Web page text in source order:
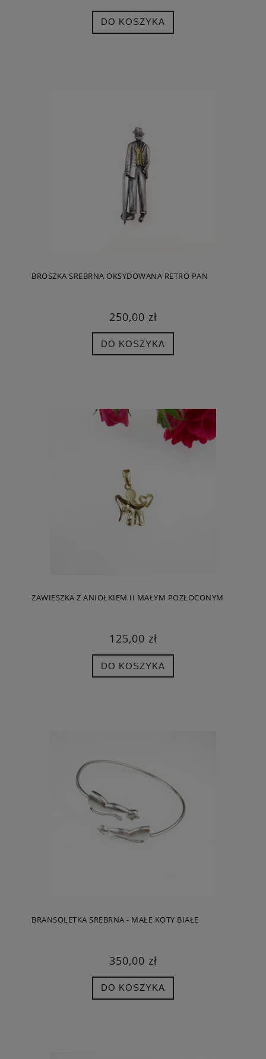
DO KOSZYKA
BROSZKA SREBRNA OKSYDOWANA RETRO PAN
250,00 zł
DO KOSZYKA
ZAWIESZKA Z ANIOŁKIEM II MAŁYM POZŁOCONYM
125,00 zł
DO KOSZYKA
BRANSOLETKA SREBRNA - MAŁE KOTY BIAŁE
350,00 zł
DO KOSZYKA